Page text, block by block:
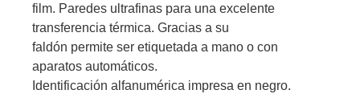
film. Paredes ultrafinas para una excelente
transferencia térmica. Gracias a su
faldón permite ser etiquetada a mano o con
aparatos automáticos.
Identificación alfanumérica impresa en negro.